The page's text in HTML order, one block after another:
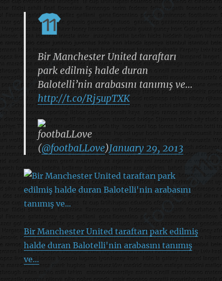
Bir Manchester United taraftarı
park edilmiş halde duran
Balotelli’nin arabasını tanımış ve…
http://t.co/Rj5upTXK
footbaLLove
(@footbaLLove)January 29, 2013
Bir Manchester United taraftarı park edilmiş
halde duran Balotelli'nin arabasını tanımış
ve…